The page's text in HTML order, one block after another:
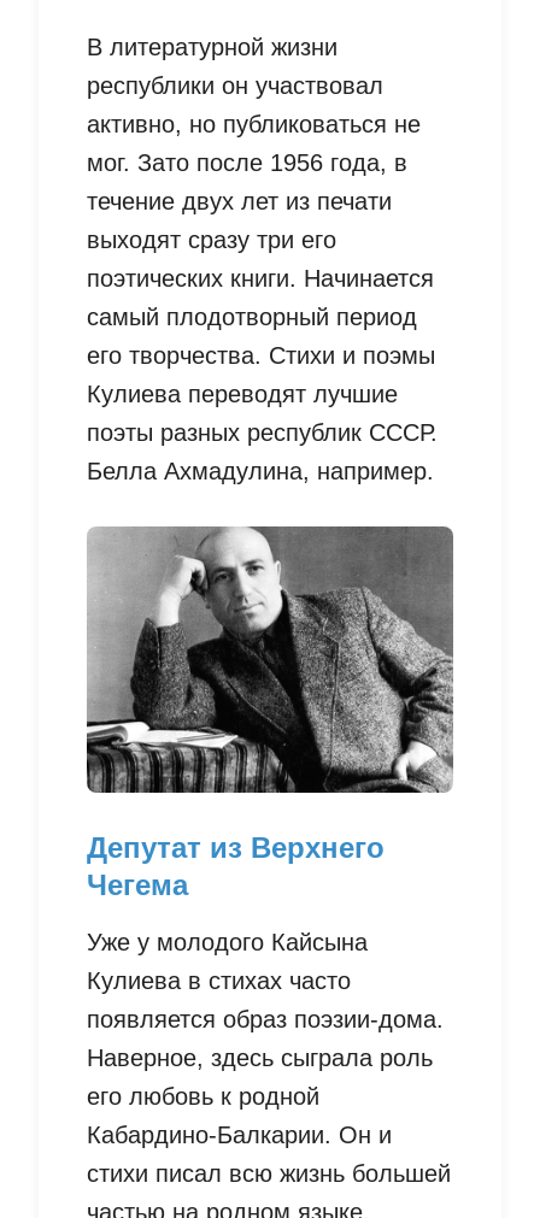
В литературной жизни
республики он участвовал
активно, но публиковаться не
мог. Зато после 1956 года, в
течение двух лет из печати
выходят сразу три его
поэтических книги. Начинается
самый плодотворный период
его творчества. Стихи и поэмы
Кулиева переводят лучшие
поэты разных республик СССР.
Белла Ахмадулина, например.
Депутат из Верхнего
Чегема
Уже у молодого Кайсына
Кулиева в стихах часто
появляется образ поэзии-дома.
Наверное, здесь сыграла роль
его любовь к родной
Кабардино-Балкарии. Он и
стихи писал всю жизнь большей
частью на родном языке,